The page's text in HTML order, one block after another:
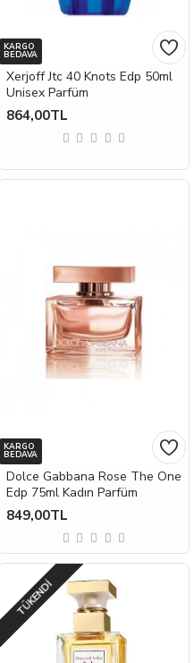
KARGO
BEDAVA
Xerjoff Jtc 40 Knots Edp 50ml
Unisex Parfüm
864,00TL
KARGO
BEDAVA
Dolce Gabbana Rose The One
Edp 75ml Kadın Parfüm
849,00TL
TÜKENDI